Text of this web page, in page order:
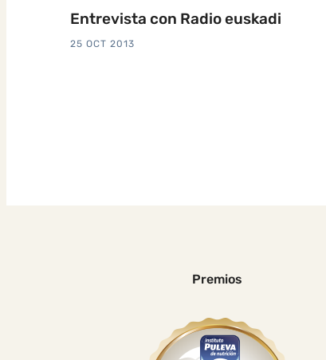
Entrevista con Radio euskadi
25 OCT 2013
Premios